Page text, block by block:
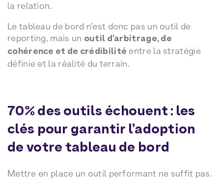
la relation.
Le tableau de bord n’est donc pas un outil de
reporting, mais un outil d’arbitrage, de
cohérence et de crédibilité entre la stratégie
définie et la réalité du terrain.
70% des outils échouent : les
clés pour garantir l’adoption
de votre tableau de bord
Mettre en place un outil performant ne suffit pas.